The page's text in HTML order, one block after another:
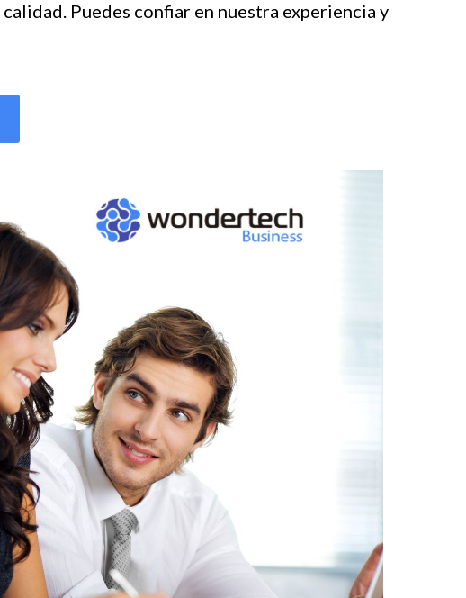
Puedes confiar en nuestra experiencia y